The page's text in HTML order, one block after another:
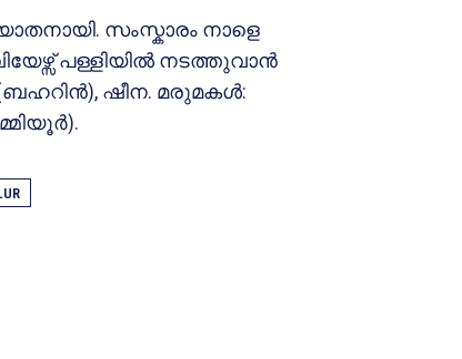
സംസ്കാരം നാളെ
പള്ളിയിൽ നടത്തുവാൻ
(ബഹറിൻ), ഷീന. മരുമകൾ: